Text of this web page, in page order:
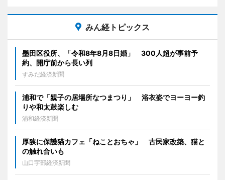
みん経トピックス
墨田区役所、「令和8年8月8日婚」 300人超が事前予
約、開庁前から長い列
すみだ経済新聞
浦和で「親子の居場所なつまつり」 浴衣姿でヨーヨー釣
りや和太鼓楽しむ
浦和経済新聞
厚狭に保護猫カフェ「ねことおちゃ」 古民家改築、猫と
の触れ合いも
山口宇部経済新聞